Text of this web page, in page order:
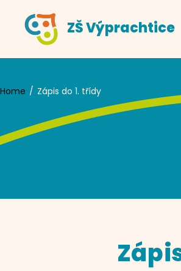
content
ZŠ Výprachtice
Home Zápis do 1. třídy